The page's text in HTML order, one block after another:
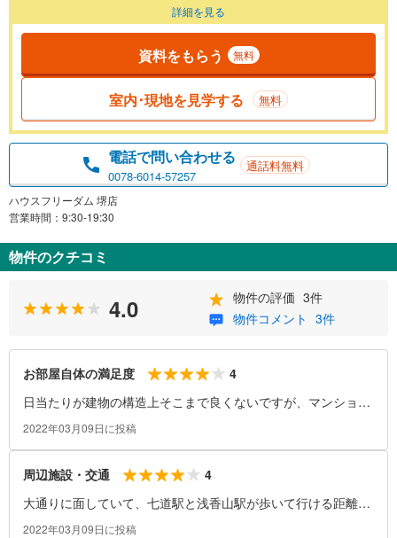
詳細を見る
資料をもらう 無料
室内･現地を見学する 無料
電話で問い合わせる
0078-6014-57257
通話料無料
ハウスフリーダム 堺店
営業時間：9:30-19:30
物件のクチコミ
4.0 物件の評価 3件
物件コメント 3件
お部屋自体の満足度
4
日当たりが建物の構造上そこまで良くないですが、マンション
から見える夕日は綺麗です。家族で過ごすには少し物足りない
2022年03月09日に投稿
周辺施設・交通
4
大通りに面していて、七道駅と浅香山駅が歩いて行ける距離に
あるので割とどこにでも行きやすいです。
2022年03月09日に投稿